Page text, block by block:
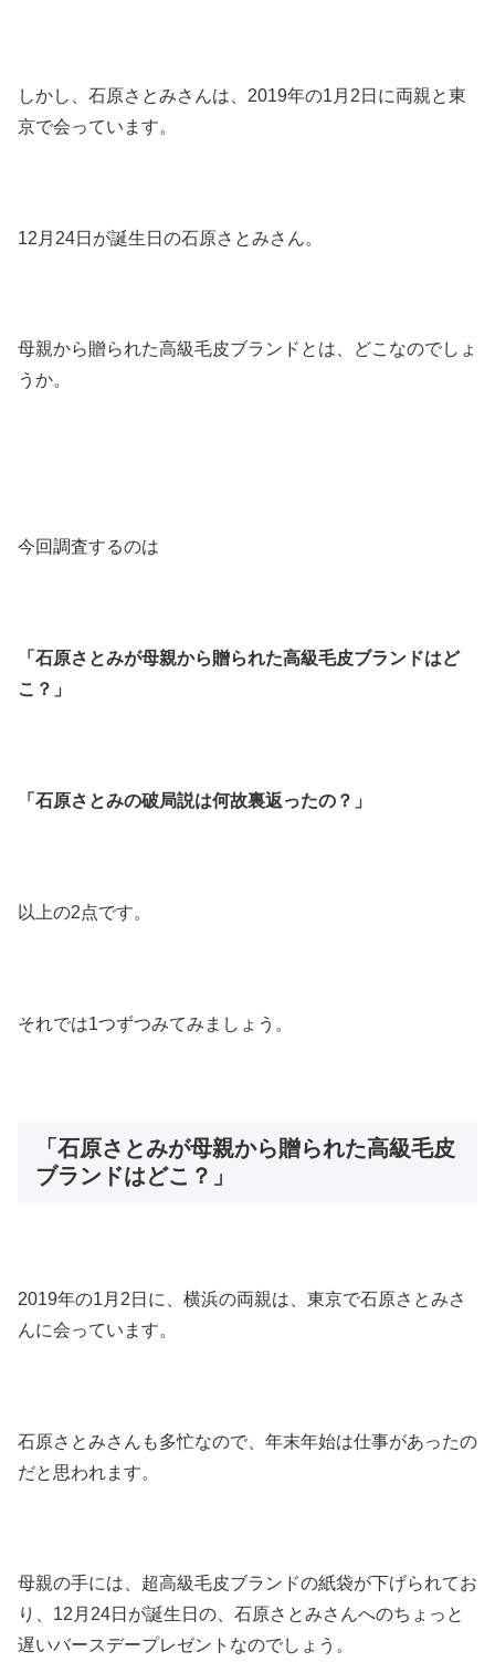
しかし、石原さとみさんは、2019年の1月2日に両親と東
京で会っています。
12月24日が誕生日の石原さとみさん。
母親から贈られた高級毛皮ブランドとは、どこなのでしょ
うか。
今回調査するのは
「石原さとみが母親から贈られた高級毛皮ブランドはど
こ？」
「石原さとみの破局説は何故裏返ったの？」
以上の2点です。
それでは1つずつみてみましょう。
「石原さとみが母親から贈られた高級毛皮
ブランドはどこ？」
2019年の1月2日に、横浜の両親は、東京で石原さとみさ
んに会っています。
石原さとみさんも多忙なので、年末年始は仕事があったの
だと思われます。
母親の手には、超高級毛皮ブランドの紙袋が下げられてお
り、12月24日が誕生日の、石原さとみさんへのちょっと
遅いバースデープレゼントなのでしょう。